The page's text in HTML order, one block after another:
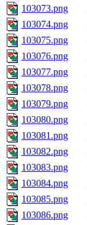
103073.png
103074.png
103075.png
103076.png
103077.png
103078.png
103079.png
103080.png
103081.png
103082.png
103083.png
103084.png
103085.png
103086.png